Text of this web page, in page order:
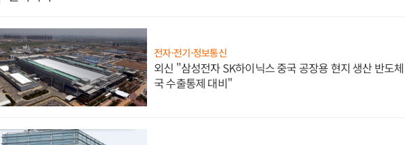
전자·전기·정보통신
외신 "삼성전자 SK하이닉스 중국 공장용 현지 생산 반도
국 수출통제 대비"